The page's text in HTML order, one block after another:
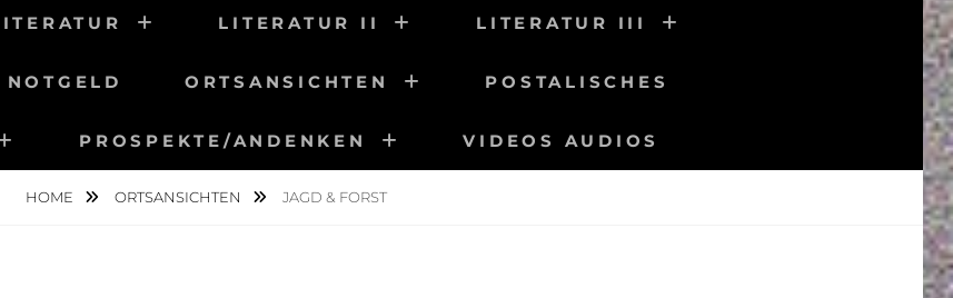
LITERATUR II LITERATUR III
NOTGELD ORTSANSICHTEN POSTALISCHES
PROSPEKTE/ANDENKEN VIDEOS AUDIOS
HOME ORTSANSICHTEN JAGD & FORST